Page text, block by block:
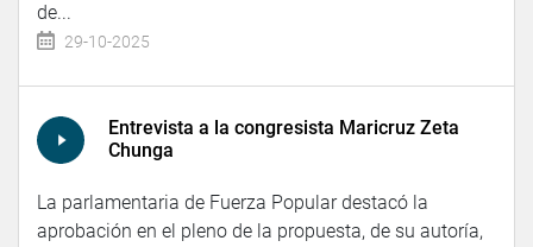
de...
29-10-2025
Entrevista a la congresista Maricruz Zeta
Chunga
La parlamentaria de Fuerza Popular destacó la
aprobación en el pleno de la propuesta, de su autoría,